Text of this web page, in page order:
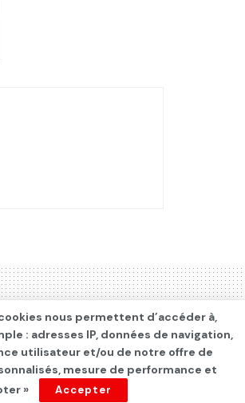
nous permettent d’accéder à,
: adresses IP, données de navigation,
utilisateur et/ou de notre offre de
mesure de performance et
»
Accepter